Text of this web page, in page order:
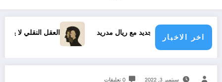
اخر الاخبار
الجديد مع ريال مدريد العقل النقلي لا يبدع حتى في
سبتمبر 3, 2022 0 تعليقات